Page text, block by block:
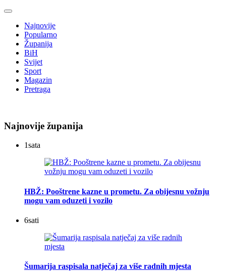
Najnovije
Popularno
Županija
BiH
Svijet
Sport
Magazin
Pretraga
Najnovije županija
1sata
HBŽ: Pooštrene kazne u prometu. Za obijesnu vožnju
mogu vam oduzeti i vozilo
6sati
Šumarija raspisala natječaj za više radnih mjesta